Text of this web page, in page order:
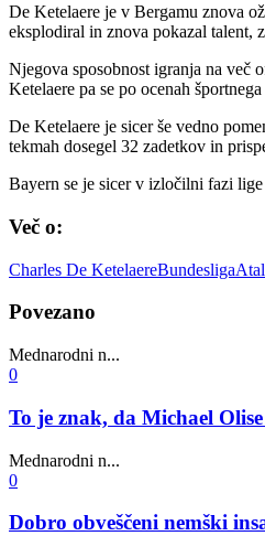
De Ketelaere je v Bergamu znova
eksplodiral in znova pokazal talent,
Njegova sposobnost igranja na več
Ketelaere pa se po ocenah
De Ketelaere je sicer še vedno
tekmah dosegel 32 zadetkov in
Bayern se je sicer v izločilni fazi
Več o:
Charles De KetelaereBundesliga
Povezano
Mednarodni n...
0
To je znak, da Michael
Mednarodni n...
0
Dobro obveščeni nemški